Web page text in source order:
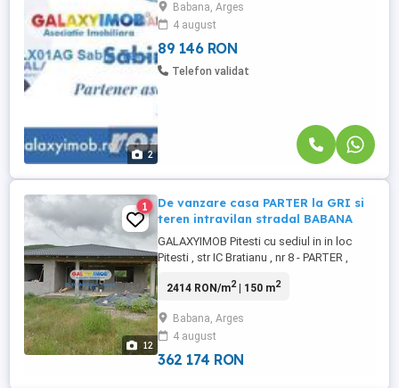
2
zona feerica , in spate padure , acces
direct la drum principal asfaltat .
Proprietatea dispune la ...
Babana, Arges
4 august
89 146 RON
Telefon validat
12
1
De vanzare casa PARTER la GRI si
teren intravilan stradal BABANA
GALAXYIMOB Pitesti cu sediul in in loc
Pitesti , str IC Bratianu , nr 8 - PARTER ,
caramida cu o amprenta de 150 mp si
mp intravilan cc imprejmuit partial
amplasat pe raza loc Babana, jud Arges ,
zona feerica , in ...
2414 RON/m2| 150 m2
Babana, Arges
4 august
362 174 RON